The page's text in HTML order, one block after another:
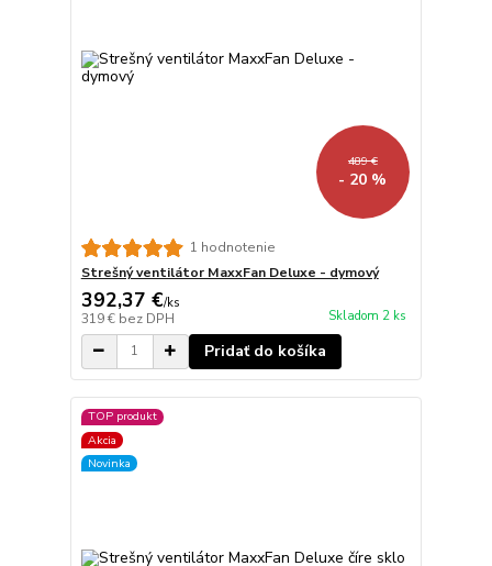
489 €
- 20 %
1 hodnotenie
Strešný ventilátor MaxxFan Deluxe - dymový
392,37 €/ks
319 € bez DPH Skladom 2 ks
Pridať do košíka
TOP produkt
Akcia
Novinka